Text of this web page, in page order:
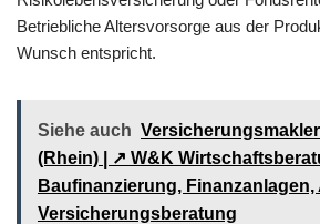
Betriebliche Altersvorsorge aus der
Wunsch entspricht.
Siehe auch
(Rhein) | ↗️ W&K
Baufinanzierung,
Versicherungsberatung